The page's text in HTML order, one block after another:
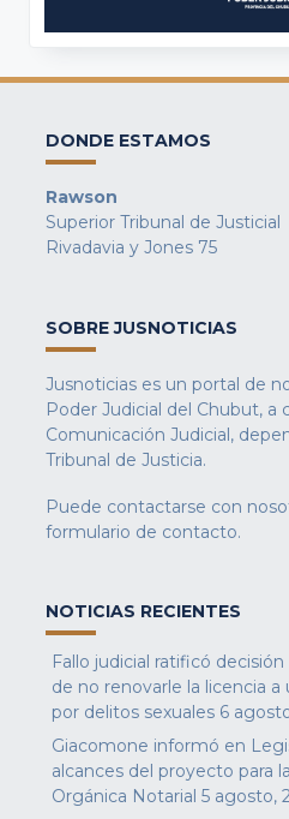
DONDE ESTAMOS
Rawson
Superior Tribunal de Justicial
Rivadavia y Jones 75
SOBRE JUSNOTICIAS
Jusnoticias es un portal de
Poder Judicial del Chubut, a
Comunicación Judicial,
Tribunal de Justicia.
Puede contactarse con
formulario de contacto.
NOTICIAS RECIENTES
Fallo judicial ratificó
de no renovarle la licencia
por delitos sexuales 6
Giacomone informó en
alcances del proyecto para
Orgánica Notarial 5 agosto,